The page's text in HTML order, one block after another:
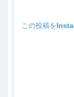
この投稿を